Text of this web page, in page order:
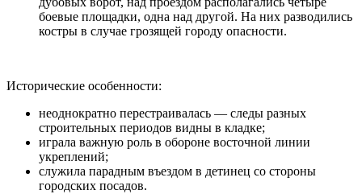
боевые площадки, одна над другой. На них разводились
костры в случае грозящей городу опасности.
Исторические особенности:
неоднократно перестраивалась — следы разных
строительных периодов видны в кладке;
играла важную роль в обороне восточной линии
укреплений;
служила парадным въездом в детинец со стороны
городских посадов.